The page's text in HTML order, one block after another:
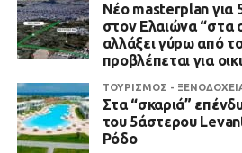
Νέο masterplan για
στον Ελαιώνα “στα
αλλάξει γύρω από
προβλέπεται για
ΤΟΥΡΙΣΜΟΣ -
Στα “σκαριά”
του 5άστερου
Ρόδο